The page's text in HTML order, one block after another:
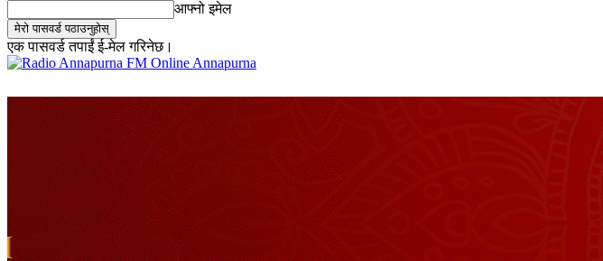
आफ्नो इमेल
एक पासवर्ड तपाईं ई-मेल गरिनेछ।
Online Annapurna